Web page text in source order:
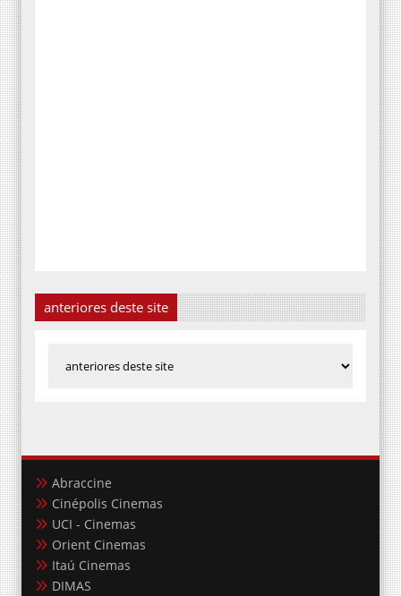
anteriores deste site
Abraccine
Cinépolis Cinemas
UCI - Cinemas
Orient Cinemas
Itaú Cinemas
DIMAS